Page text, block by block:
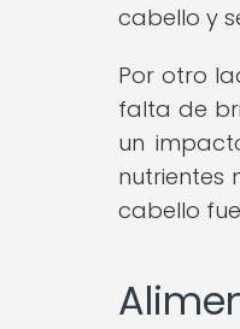
cabello y
Por otro
falta de
un
nutrientes
cabello